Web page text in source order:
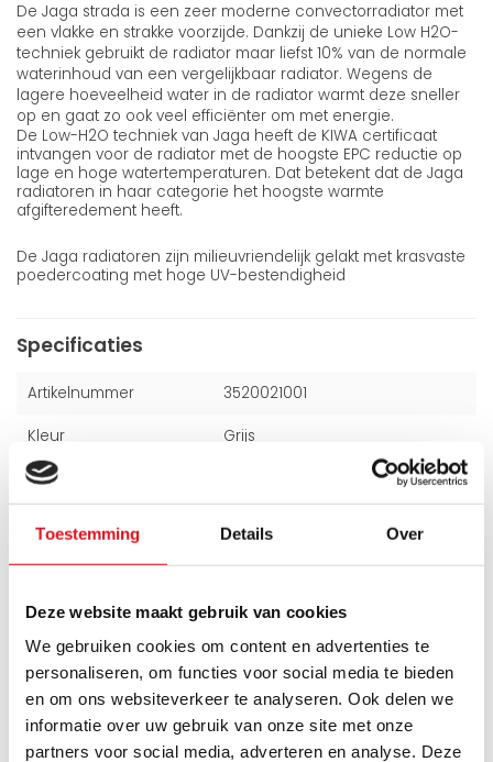
Toestemming Details Over
Deze website maakt gebruik van cookies
We gebruiken cookies om content en advertenties te
personaliseren, om functies voor social media te bieden
en om ons websiteverkeer te analyseren. Ook delen we
informatie over uw gebruik van onze site met onze
partners voor social media, adverteren en analyse. Deze
De Jaga strada is een zeer moderne convectorradiator met
een vlakke en strakke voorzijde. Dankzij de unieke Low H2O-
techniek gebruikt de radiator maar liefst 10% van de normale
waterinhoud van een vergelijkbaar radiator. Wegens de
lagere hoeveelheid water in de radiator warmt deze sneller
op en gaat zo ook veel efficiënter om met energie.
De Low-H2O techniek van Jaga heeft de KIWA certificaat
intvangen voor de radiator met de hoogste EPC reductie op
lage en hoge watertemperaturen. Dat betekent dat de Jaga
radiatoren in haar categorie het hoogste warmte
afgifteredement heeft.
De Jaga radiatoren zijn milieuvriendelijk gelakt met krasvaste
poedercoating met hoge UV-bestendigheid
Specificaties
Artikelnummer 3520021001
Kleur Grijs
Hoogte
Dikte 215 mm
Heb je een vraag over dit product ?
Simon helpt je graag en kan al je vragen beantwoorden.